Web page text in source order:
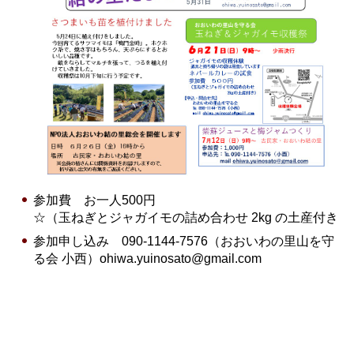
参加費 お一人500円
☆（玉ねぎとジャガイモの詰め合わせ 2kg の土産付き
参加申し込み 090-1144-7576（おおいわの里山を守
る会 小西）ohiwa.yuinosato@gmail.com